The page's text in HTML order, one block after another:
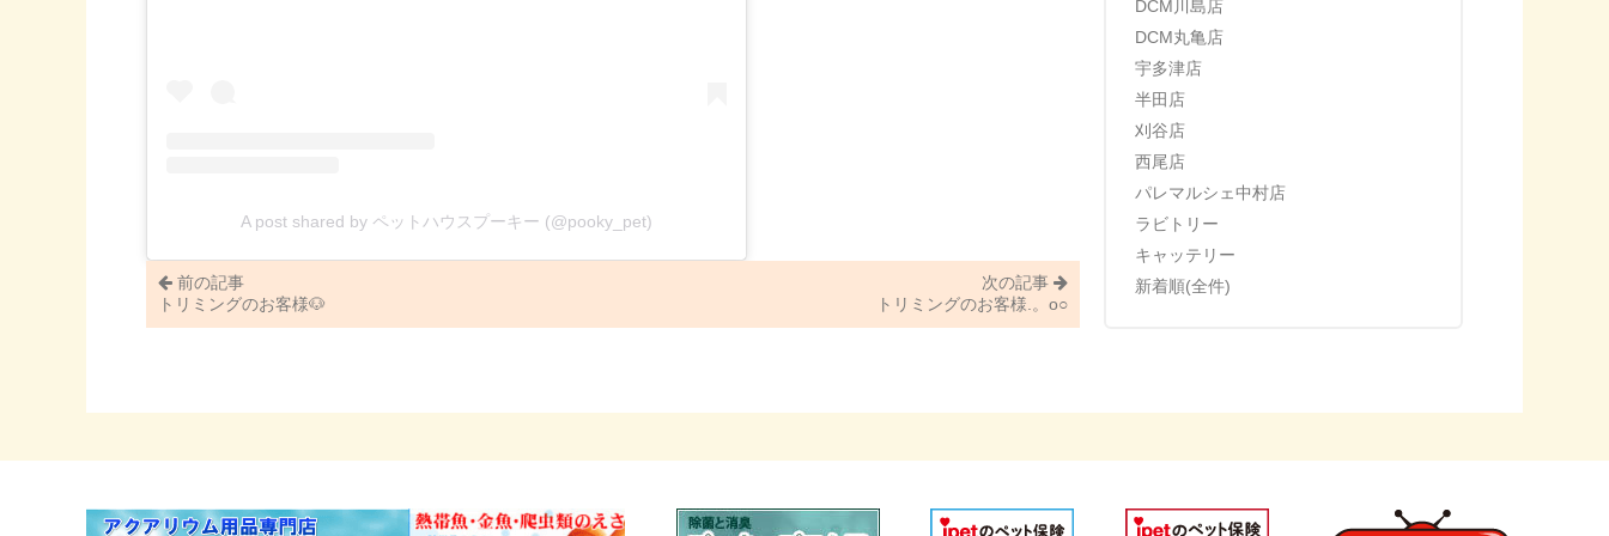
A post shared by ペットハウスプーキー (@pooky_pet)
前の記事
トリミングのお客様🐶
次の記事
トリミングのお客様.。o○
DCM川島店
DCM丸亀店
宇多津店
半田店
刈谷店
西尾店
パレマルシェ中村店
ラビトリー
キャッテリー
新着順(全件)